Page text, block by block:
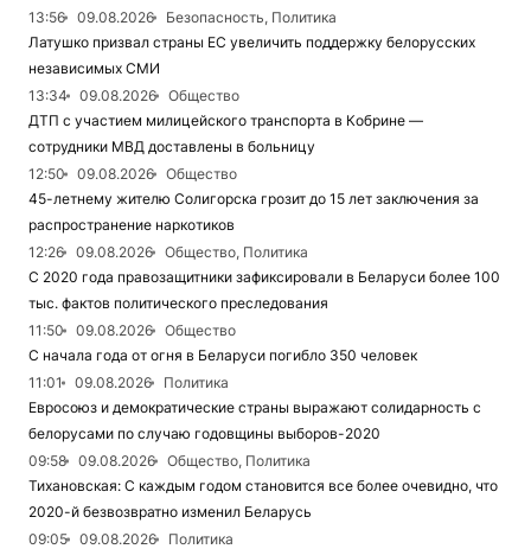
13:56
09.08.2026
Безопасность, Политика
Латушко призвал страны ЕС увеличить поддержку белорусских
независимых СМИ
13:34
09.08.2026
Общество
ДТП с участием милицейского транспорта в Кобрине —
сотрудники МВД доставлены в больницу
12:50
09.08.2026
Общество
45-летнему жителю Солигорска грозит до 15 лет заключения за
распространение наркотиков
12:26
09.08.2026
Общество, Политика
С 2020 года правозащитники зафиксировали в Беларуси более 100
тыс. фактов политического преследования
11:50
09.08.2026
Общество
С начала года от огня в Беларуси погибло 350 человек
11:01
09.08.2026
Политика
Евросоюз и демократические страны выражают солидарность с
белорусами по случаю годовщины выборов-2020
09:58
09.08.2026
Общество, Политика
Тихановская: С каждым годом становится все более очевидно, что
2020-й безвозвратно изменил Беларусь
09:05
09.08.2026
Политика